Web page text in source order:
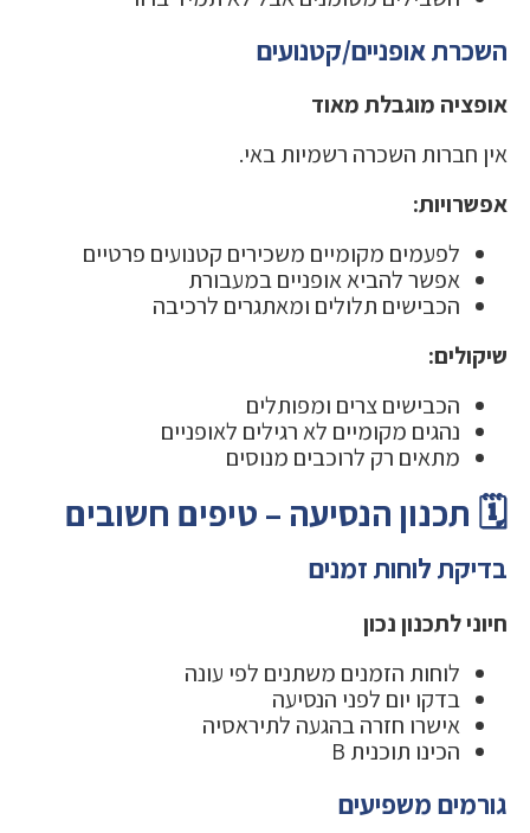
השכרת אופניים/קטנועים
אופציה מוגבלת מאוד
אין חברות השכרה רשמיות באי.
אפשרויות:
לפעמים מקומיים משכירים קטנועים פרטיים
אפשר להביא אופניים במעבורת
הכבישים תלולים ומאתגרים לרכיבה
שיקולים:
הכבישים צרים ומפותלים
נהגים מקומיים לא רגילים לאופניים
מתאים רק לרוכבים מנוסים
🗓️ תכנון הנסיעה – טיפים חשובים
בדיקת לוחות זמנים
חיוני לתכנון נכון
לוחות הזמנים משתנים לפי עונה
בדקו יום לפני הנסיעה
אישרו חזרה בהגעה לתיראסיה
הכינו תוכנית B
גורמים משפיעים